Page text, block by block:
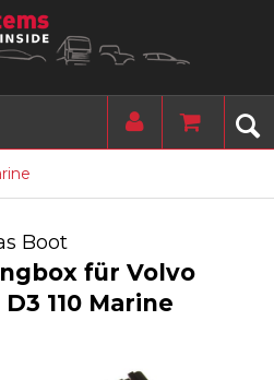
Boot
für Volvo
110 Marine